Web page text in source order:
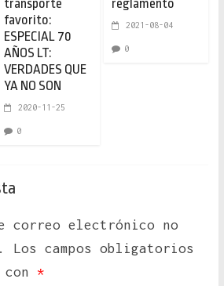
transporte
favorito:
ESPECIAL 70
AÑOS LT:
VERDADES QUE
YA NO SON
2020-11-25
0
reglamento
2021-08-04
0
correo electrónico no
Los campos obligatorios
con *